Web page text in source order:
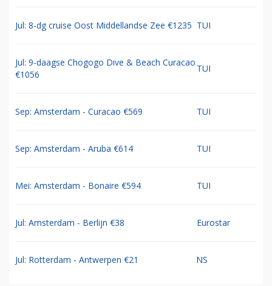
Jul: 8-dg cruise Oost Middellandse Zee €1235 TUI
Jul: 9-daagse Chogogo Dive & Beach Curacao
€1056
TUI
Sep: Amsterdam - Curacao €569 TUI
Sep: Amsterdam - Aruba €614 TUI
Mei: Amsterdam - Bonaire €594 TUI
Jul: Amsterdam - Berlijn €38 Eurostar
Jul: Rotterdam - Antwerpen €21 NS